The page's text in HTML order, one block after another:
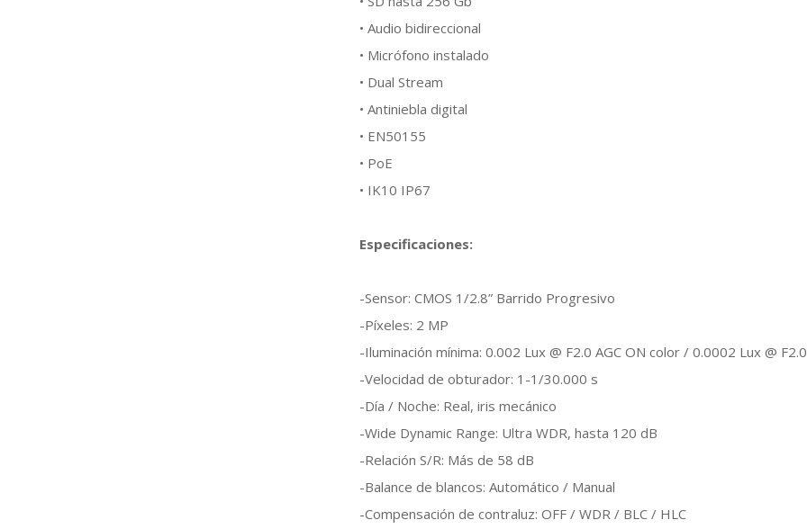
• Audio bidireccional
• Micrófono instalado
• Dual Stream
• Antiniebla digital
• EN50155
• PoE
• IK10 IP67
Especificaciones:
-Sensor: CMOS 1/2.8” Barrido Progresivo
-Píxeles: 2 MP
-Iluminación mínima: 0.002 Lux @ F2.0 AGC ON color / 0.0002 Lux @
-Velocidad de obturador: 1-1/30.000 s
-Día / Noche: Real, iris mecánico
-Wide Dynamic Range: Ultra WDR, hasta 120 dB
-Relación S/R: Más de 58 dB
-Balance de blancos: Automático / Manual
-Compensación de contraluz: OFF / WDR / BLC / HLC